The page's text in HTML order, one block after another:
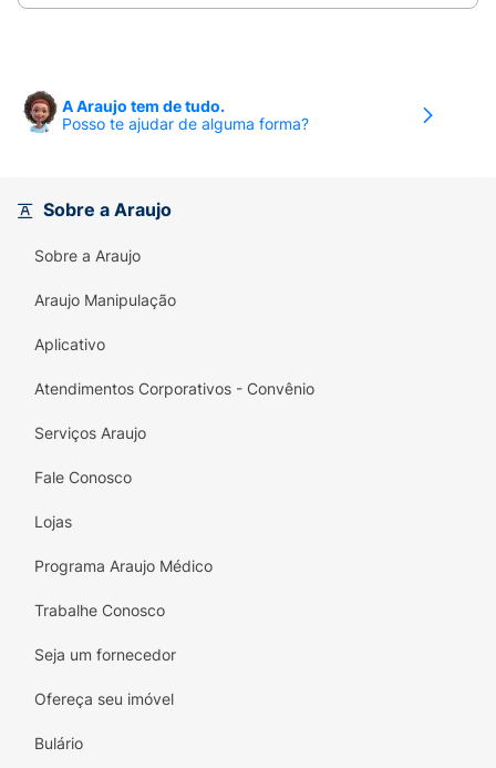
A Araujo tem de tudo.
Posso te ajudar de alguma forma?
Sobre a Araujo
Sobre a Araujo
Araujo Manipulação
Aplicativo
Atendimentos Corporativos - Convênio
Serviços Araujo
Fale Conosco
Lojas
Programa Araujo Médico
Trabalhe Conosco
Seja um fornecedor
Ofereça seu imóvel
Bulário